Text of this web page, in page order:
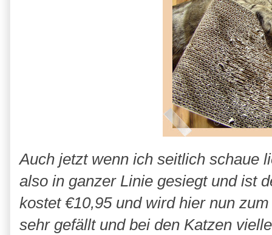
Auch jetzt wenn ich seitlich schaue
also in ganzer Linie gesiegt und ist
kostet €10,95 und wird hier nun
sehr gefällt und bei den Katzen